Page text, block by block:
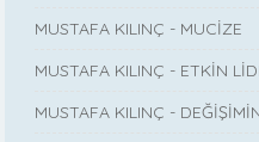
MUSTAFA KILINÇ - MUCİZE
MUSTAFA KILINÇ - ETKİN
MUSTAFA KILINÇ -